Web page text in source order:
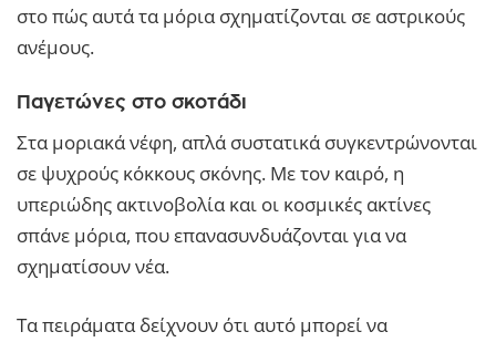
στο πώς αυτά τα μόρια σχηματίζονται σε αστρικούς
ανέμους.
Παγετώνες στο σκοτάδι
Στα μοριακά νέφη, απλά συστατικά συγκεντρώνονται
σε ψυχρούς κόκκους σκόνης. Με τον καιρό, η
υπεριώδης ακτινοβολία και οι κοσμικές ακτίνες
σπάνε μόρια, που επανασυνδυάζονται για να
σχηματίσουν νέα.
Τα πειράματα δείχνουν ότι αυτό μπορεί να